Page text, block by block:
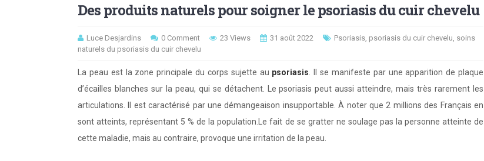
Des produits naturels pour soigner le psoriasis du cuir chevelu
Luce Desjardins 0 Comment 23 Views 31 août 2022 Psoriasis, psoriasis du cuir chevelu, soins
naturels du psoriasis du cuir chevelu
La peau est la zone principale du corps sujette au psoriasis . Il se manifeste par une apparition de plaque
d’écailles blanches sur la peau, qui se détachent. Le psoriasis peut aussi atteindre, mais très rarement les
articulations. Il est caractérisé par une démangeaison insupportable. À noter que 2 millions des Français en
sont atteints, représentant 5 % de la population.Le fait de se gratter ne soulage pas la personne atteinte de
cette maladie, mais au contraire, provoque une irritation de la peau.